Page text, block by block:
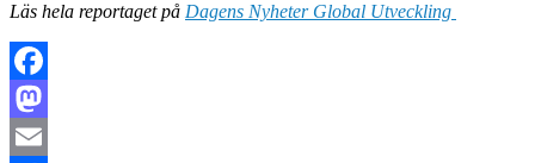
Läs hela reportaget på Dagens Nyheter Global Utveckling
Facebook
Mastodon